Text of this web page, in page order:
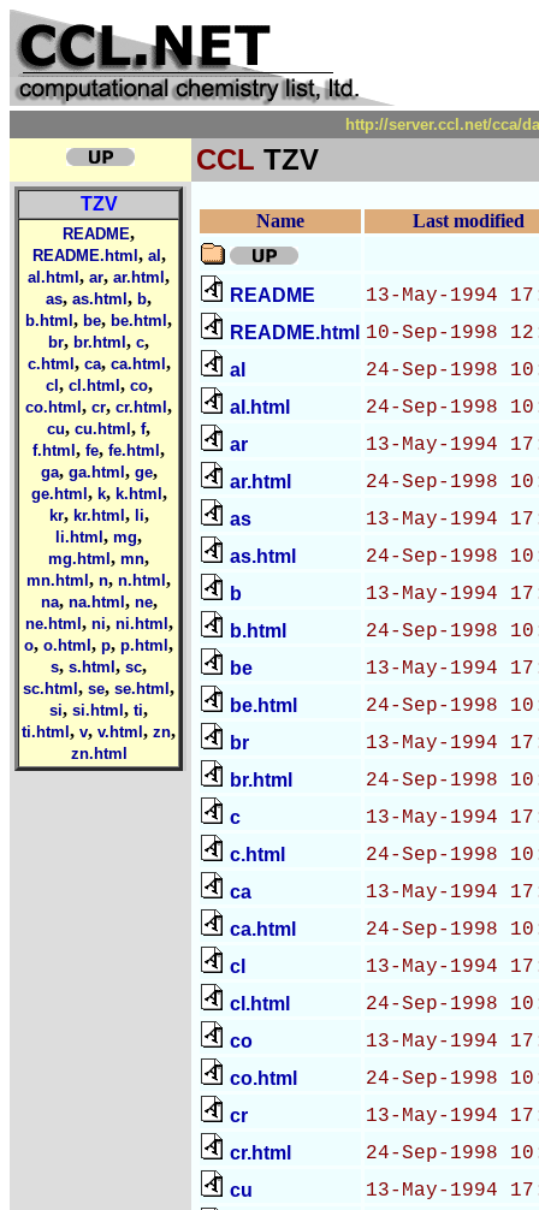
http://server.ccl.net/cca/
CCL TZV
TZV
README,
README.html , al ,
al.html , ar, ar.html ,
as, as.html , b,
b.html , be, be.html ,
br, br.html , c,
c.html , ca, ca.html ,
cl , cl.html , co,
co.html , cr, cr.html ,
cu, cu.html , f,
f.html , fe, fe.html ,
ga, ga.html , ge,
ge.html , k, k.html ,
kr, kr.html , li,
li.html , mg,
mg.html , mn,
mn.html , n, n.html ,
na, na.html , ne,
ne.html , ni, ni.html ,
o, o.html , p, p.html ,
s, s.html , sc,
sc.html , se, se.html ,
si, si.html , ti,
ti.html , v, v.html , zn,
zn.html
Name Last modified
README 13-May-1994
README.html 10-Sep-1998
al 24-Sep-1998
al.html 24-Sep-1998
ar 13-May-1994
ar.html 24-Sep-1998
as 13-May-1994
as.html 24-Sep-1998
b 13-May-1994
b.html 24-Sep-1998
be 13-May-1994
be.html 24-Sep-1998
br 13-May-1994
br.html 24-Sep-1998
c 13-May-1994
c.html 24-Sep-1998
ca 13-May-1994
ca.html 24-Sep-1998
cl 13-May-1994
cl.html 24-Sep-1998
co 13-May-1994
co.html 24-Sep-1998
cr 13-May-1994
cr.html 24-Sep-1998
cu 13-May-1994